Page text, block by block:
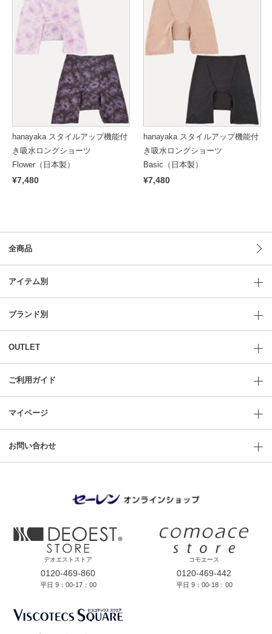
hanayaka スタイルアップ機能付
き吸水ロングショーツ
Flower（日本製）
¥7,480
hanayaka スタイルアップ機能付
き吸水ロングショーツ
Basic（日本製）
¥7,480
全商品
アイテム別
ブランド別
OUTLET
ご利用ガイド
マイページ
お問い合わせ
デオエストストア
0120-469-860
平日 9：00-17：00
コモエース
0120-469-442
平日 9：00-18：00